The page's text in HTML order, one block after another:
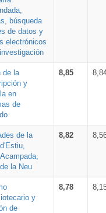
búsqueda
de datos y
electrónicos
de la
y
en
de
8,85
de la
la Neu
8,82
y
de
8,78